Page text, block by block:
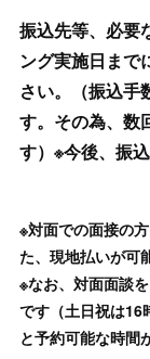
振込先等、必要
ング実施日まで
さい。（振込手
す。その為、数
す）※今後、振
※対面での面接の
た、現地払いが可
※なお、対面面談
です（土日祝は16
と予約可能な時間